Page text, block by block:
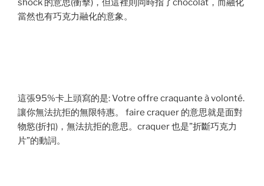
當然也有巧克力融化的意象。
這張95%卡上頭寫的是: Votre offre craquante à volonté.
讓你無法抗拒的無限特惠。 faire craquer 的意思就是面對
物慾(折扣)，無法抗拒的意思。craquer 也是”折斷巧克力
片”的動詞。